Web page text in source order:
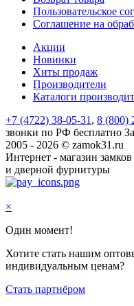
Пользовательское
Соглашение на
Акции
Новинки
Хиты продаж
Производители
Каталоги
+7 (4722) 38-05-31, 8 (800)
звонки по РФ бесплатно
2005 - 2026 © zamok31.ru
Интернет - магазин замков
и дверной фурнитуры
×
Один момент!
Хотите стать нашим
индивидуальным ценам?
Стать партнёром